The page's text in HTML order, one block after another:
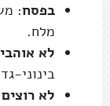
בפסח:
מלח.
לא
בינוני-
לא